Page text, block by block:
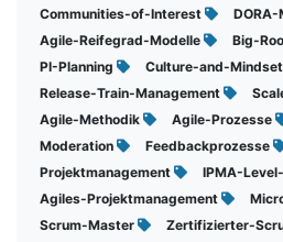
Communities-of-Interest
Agile-Reifegrad-Modelle
Big-
PI-Planning
Culture-and-
Release-Train-Management
Agile-Methodik
Agile-Prozesse
Moderation
Feedbackprozesse
Projektmanagement
IPMA-
Agiles-Projektmanagement
Scrum-Master
Zertifizierter-